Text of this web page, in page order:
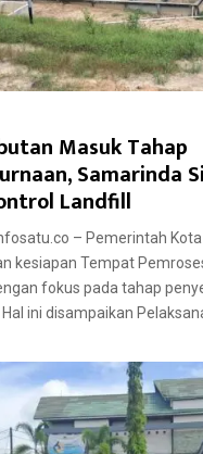
Masuk Tahap
Samarinda
Landfill
– Pemerintah
kesiapan Tempat
fokus pada tahap
ini disampaikan